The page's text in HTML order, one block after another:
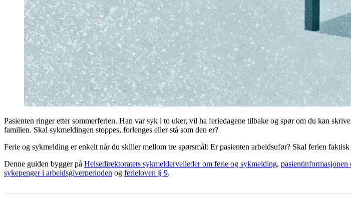
Pasienten ringer etter sommerferien. Han var syk i to uker, vil ha feriedagene tilbake og spør om du kan skrive
familien. Skal sykmeldingen stoppes, forlenges eller stå som den er?
Ferie og sykmelding er enkelt når du skiller mellom tre spørsmål: Er pasienten arbeidsufør? Skal ferien
Denne guiden bygger på Helsedirektoratets sykmelderveileder om ferie og sykmelding,
sykepenger i arbeidsgiverperioden og ferieloven § 9.